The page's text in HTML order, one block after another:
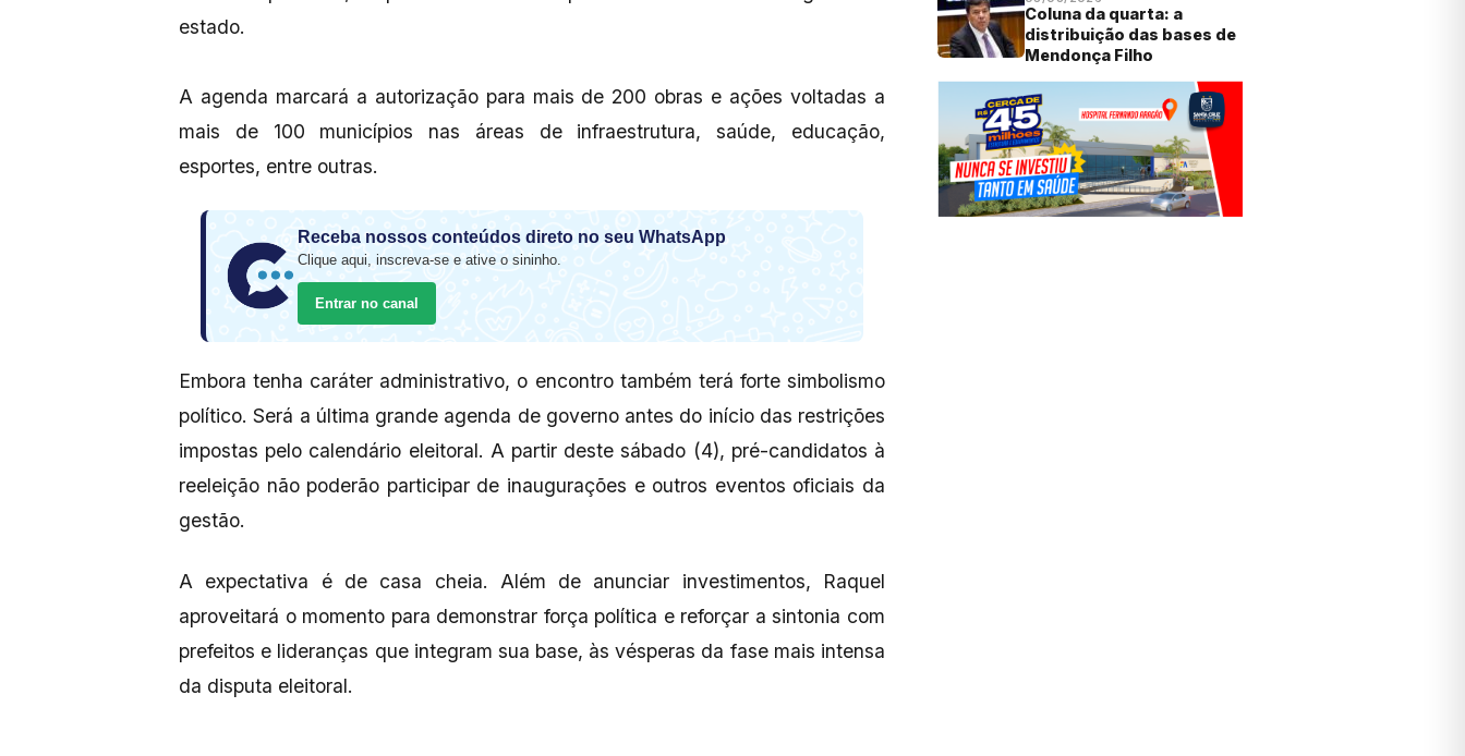
estado.
A agenda marcará a autorização para mais de 200 obras e ações voltadas a
mais de 100 municípios nas áreas de infraestrutura, saúde, educação,
esportes, entre outras.
Receba nossos conteúdos direto no seu WhatsApp
Clique aqui, inscreva-se e ative o sininho.
Entrar no canal
Embora tenha caráter administrativo, o encontro também terá forte simbolismo
político. Será a última grande agenda de governo antes do início das restrições
impostas pelo calendário eleitoral. A partir deste sábado (4), pré-candidatos à
reeleição não poderão participar de inaugurações e outros eventos oficiais da
gestão.
A expectativa é de casa cheia. Além de anunciar investimentos, Raquel
aproveitará o momento para demonstrar força política e reforçar a sintonia com
prefeitos e lideranças que integram sua base, às vésperas da fase mais intensa
da disputa eleitoral.
Coluna da quarta: a
distribuição das bases de
Mendonça Filho